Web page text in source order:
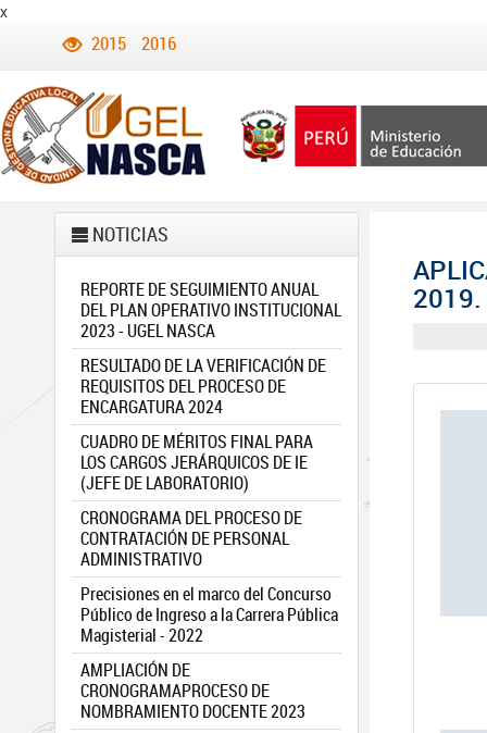
x
2015 2016
NOTICIAS
REPORTE DE SEGUIMIENTO ANUAL
DEL PLAN OPERATIVO INSTITUCIONAL
2023 - UGEL NASCA
RESULTADO DE LA VERIFICACIÓN DE
REQUISITOS DEL PROCESO DE
ENCARGATURA 2024
CUADRO DE MÉRITOS FINAL PARA
LOS CARGOS JERÁRQUICOS DE IE
(JEFE DE LABORATORIO)
CRONOGRAMA DEL PROCESO DE
CONTRATACIÓN DE PERSONAL
ADMINISTRATIVO
Precisiones en el marco del Concurso
Público de Ingreso a la Carrera Pública
Magisterial - 2022
AMPLIACIÓN DE
CRONOGRAMAPROCESO DE
NOMBRAMIENTO DOCENTE 2023
2019.